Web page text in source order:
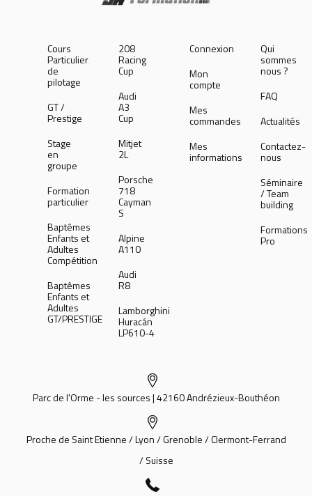
Cours
Particulier
de
pilotage
GT /
Prestige
Stage
en
groupe
Formation
particulier
Baptêmes
Enfants et
Adultes
Compétition
Baptêmes
Enfants et
Adultes
GT/PRESTIGE
208
Racing
Cup
Audi
A3
Cup
Mitjet
2L
Porsche
718
Cayman
S
Alpine
A110
Audi
R8
Lamborghini
Huracán
LP610-4
Connexion
Mon
compte
Mes
commandes
Mes
informations
Qui
sommes
nous ?
FAQ
Actualités
Contactez-
nous
Séminaire
/ Team
building
Formations
Pro
Parc de l'Orme - les sources | 42160 Andrézieux-Bouthéon
Proche de Saint Etienne / Lyon / Grenoble / Clermont-Ferrand
/ Suisse